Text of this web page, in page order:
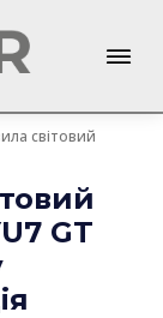
світовий
GT